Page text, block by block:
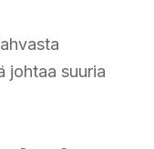
johtaa suuria